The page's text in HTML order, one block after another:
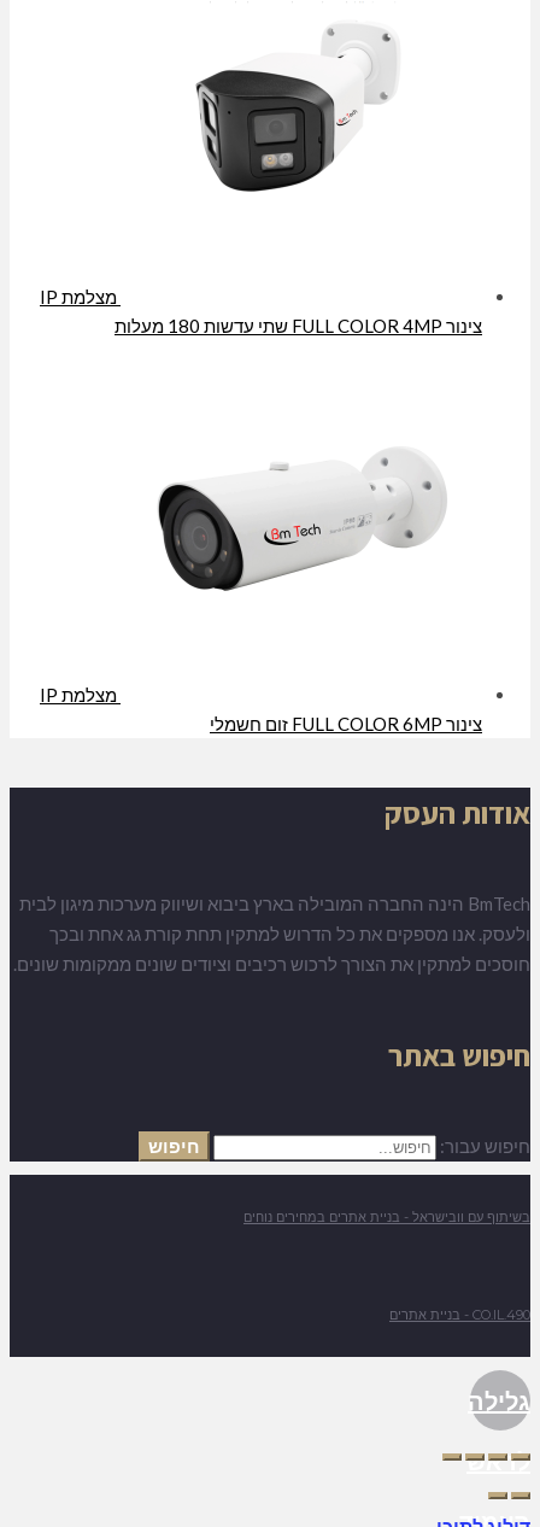
מצלמת IP
צינור FULL COLOR 4MP שתי עדשות 180 מעלות
מצלמת IP
צינור FULL COLOR 6MP זום חשמלי
אודות העסק
BmTech הינה החברה המובילה בארץ ביבוא ושיווק מערכות מיגון לבית
ולעסק. אנו מספקים את כל הדרוש למתקין תחת קורת גג אחת ובכך
חוסכים למתקין את הצורך לרכוש רכיבים וציודים שונים ממקומות שונים.
חיפוש באתר
חיפוש עבור: חיפוש
בשיתוף עם וובישראל - בניית אתרים במחירים נוחים
490.CO.IL - בניית אתרים
גלילה
לראש
העמוד